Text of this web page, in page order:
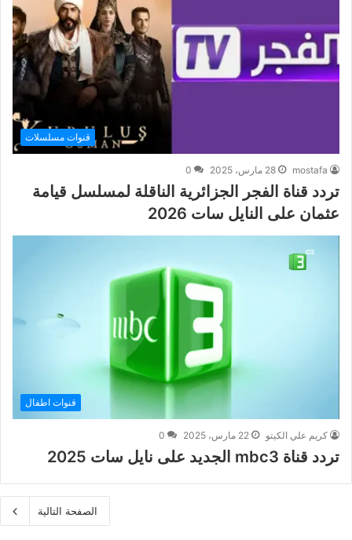
قنوات مسلسلات
mostafa 28 مارس، 2025 0
تردد قناة الفجر الجزائرية الناقلة لمسلسل قيامة
عثمان على النايل سات 2026
قنوات اطفال
كريم علي الكيتو 22 مارس، 2025 0
تردد قناة mbc3 الجديد على نايل سات 2025
الصفحة التالية